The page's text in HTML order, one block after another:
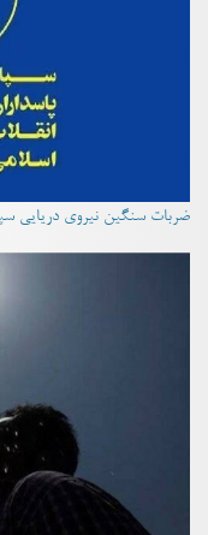
ضربات سنگین نیروی دریایی